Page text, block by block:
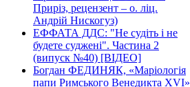
Приріз, рецензент – о. ліц.
Андрій Нискогуз)
ЕФФАТА ДДС: "Не судіть і не
будете суджені". Частина 2
(випуск №40) [ВІДЕО]
Богдан ФЕДИНЯК, «Маріологія
папи Римського Венедикта XVI»